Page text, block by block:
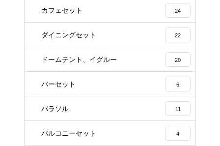
カフェセット 24
ダイニングセット 22
ドームテント、イグルー 20
バーセット 6
パラソル 11
バルコニーセット 4